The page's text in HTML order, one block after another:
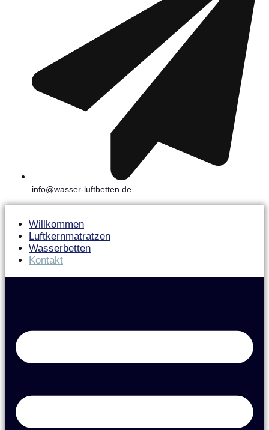
info@wasser-luftbetten.de
Willkommen
Luftkernmatratzen
Wasserbetten
Kontakt